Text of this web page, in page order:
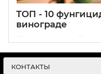
ТОП - 10
винограде
Подбор препаратов
винограде ✅
КОНТАКТЫ